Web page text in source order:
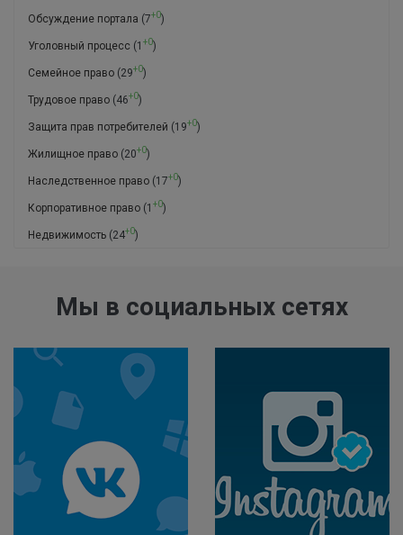
Обсуждение портала (7+0)
Уголовный процесс (1 +0)
Семейное право (29+0)
Трудовое право (46+0)
Защита прав потребителей (19+0)
Жилищное право (20+0)
Наследственное право (17+0)
Корпоративное право (1 +0)
Недвижимость (24+0)
Мы в социальных сетях